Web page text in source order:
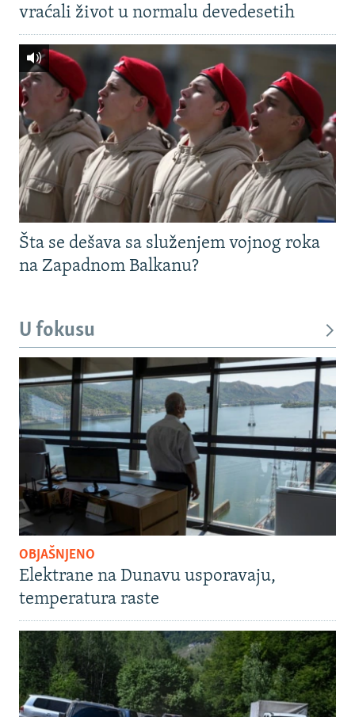
vraćali život u normalu devedesetih
Šta se dešava sa služenjem vojnog roka
na Zapadnom Balkanu?
U fokusu
OBJAŠNJENO
Elektrane na Dunavu usporavaju,
temperatura raste